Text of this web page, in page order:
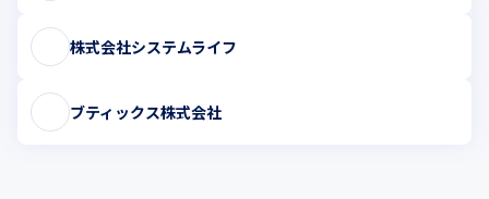
株式会社システムライフ
ブティックス株式会社